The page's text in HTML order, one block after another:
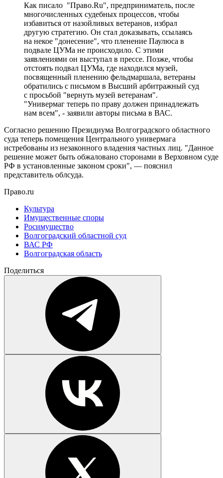
Как писало "Право.Ru", предприниматель, после
многочисленных судебных процессов, чтобы
избавиться от назойливых ветеранов, избрал
другую стратегию. Он стал доказывать, ссылаясь
на некое "донесение", что пленение Паулюса в
подвале ЦУМа не происходило. С этими
заявлениями он выступал в прессе. Позже, чтобы
отстоять подвал ЦУМа, где находился музей,
посвященный пленению фельдмаршала, ветераны
обратились с письмом в Высший арбитражный суд
с просьбой "вернуть музей ветеранам".
"Универмаг теперь по праву должен принадлежать
нам всем", - заявили авторы письма в ВАС.
Согласно решению Президиума Волгоградского областного
суда теперь помещения Центрального универмага
истребованы из незаконного владения частных лиц. "Данное
решение может быть обжаловано сторонами в Верховном суде
РФ в установленные законом сроки", — пояснил
представитель облсуда.
Право.ru
Культура
Имущественные споры
Росимущество
Волгоградский областной суд
ВАС РФ
Волгоградская область
Поделиться